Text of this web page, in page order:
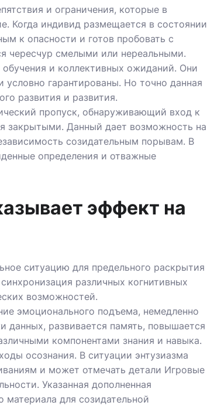
и ограничения, которые в
Когда индивид размещается в состоянии
к опасности и готов пробовать с
чересчур смелыми или нереальными.
и коллективных ожиданий. Они
гарантированы. Но точно данная
развития и развития.
пропуск, обнаруживающий вход к
закрытыми. Данный дает возможность на
созидательным порывам. В
определения и отважные
эффект на
ситуацию для предельного раскрытия
различных когнитивных
возможностей.
эмоционального подъема, немедленно
данных, развивается память, повышается
компонентами знания и навыка.
осознания. В ситуации энтузиазма
и может отмечать детали Игровые
Указанная дополненная
для созидательной